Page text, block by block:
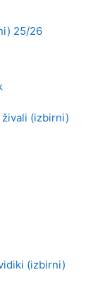
25/26
(izbirni)
(izbirni)